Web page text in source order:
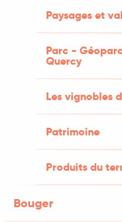
Paysages et
Parc -
Quercy
Les vignobles
Patrimoine
Produits du
Bouger